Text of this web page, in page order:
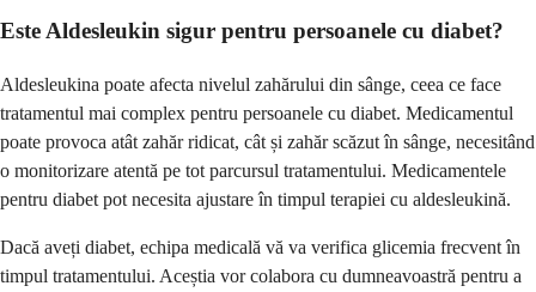
Este Aldesleukin sigur pentru persoanele cu diabet?
Aldesleukina poate afecta nivelul zahărului din sânge, ceea ce face
tratamentul mai complex pentru persoanele cu diabet. Medicamentul
poate provoca atât zahăr ridicat, cât și zahăr scăzut în sânge, necesitând
o monitorizare atentă pe tot parcursul tratamentului. Medicamentele
pentru diabet pot necesita ajustare în timpul terapiei cu aldesleukină.
Dacă aveți diabet, echipa medicală vă va verifica glicemia frecvent în
timpul tratamentului. Aceștia vor colabora cu dumneavoastră pentru a